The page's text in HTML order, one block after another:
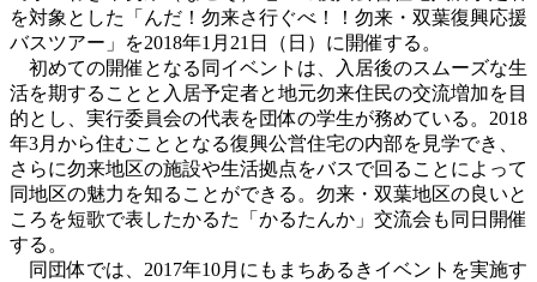
を対象とした「んだ！勿来さ行ぐべ！！勿来・双葉復興応援
バスツアー」を2018年1月21日（日）に開催する。
初めての開催となる同イベントは、入居後のスムーズな生
活を期することと入居予定者と地元勿来住民の交流増加を目
的とし、実行委員会の代表を団体の学生が務めている。2018
年3月から住むこととなる復興公営住宅の内部を見学でき、
さらに勿来地区の施設や生活拠点をバスで回ることによって
同地区の魅力を知ることができる。勿来・双葉地区の良いと
ころを短歌で表したかるた「かるたんか」交流会も同日開催
する。
同団体では、2017年10月にもまちあるきイベントを実施す